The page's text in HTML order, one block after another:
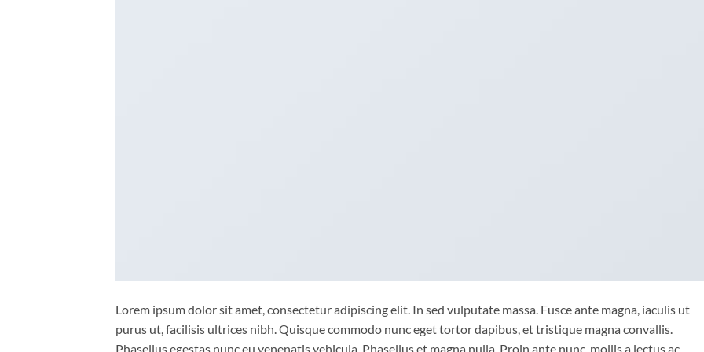
Lorem ipsum dolor sit amet, consectetur adipiscing elit. In sed vulputate massa. Fusce ante magna, iaculis ut
purus ut, facilisis ultrices nibh. Quisque commodo nunc eget tortor dapibus, et tristique magna convallis.
Phasellus egestas nunc eu venenatis vehicula. Phasellus et magna nulla. Proin ante nunc, mollis a lectus ac,